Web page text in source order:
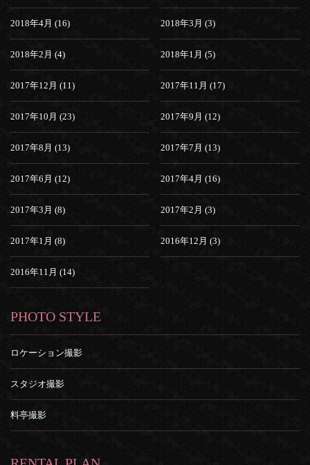
2018年4月 (16) 2018年3月 (3)
2018年2月 (4) 2018年1月 (5)
2017年12月 (11) 2017年11月 (17)
2017年10月 (23) 2017年9月 (12)
2017年8月 (13) 2017年7月 (13)
2017年6月 (12) 2017年4月 (16)
2017年3月 (8) 2017年2月 (3)
2017年1月 (8) 2016年12月 (3)
2016年11月 (14)
PHOTO STYLE
ロケーション撮影
スタジオ撮影
料亭撮影